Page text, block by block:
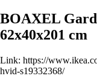
BOAXEL
62x40x201 cm
Link: https://
hvid-s19332368/